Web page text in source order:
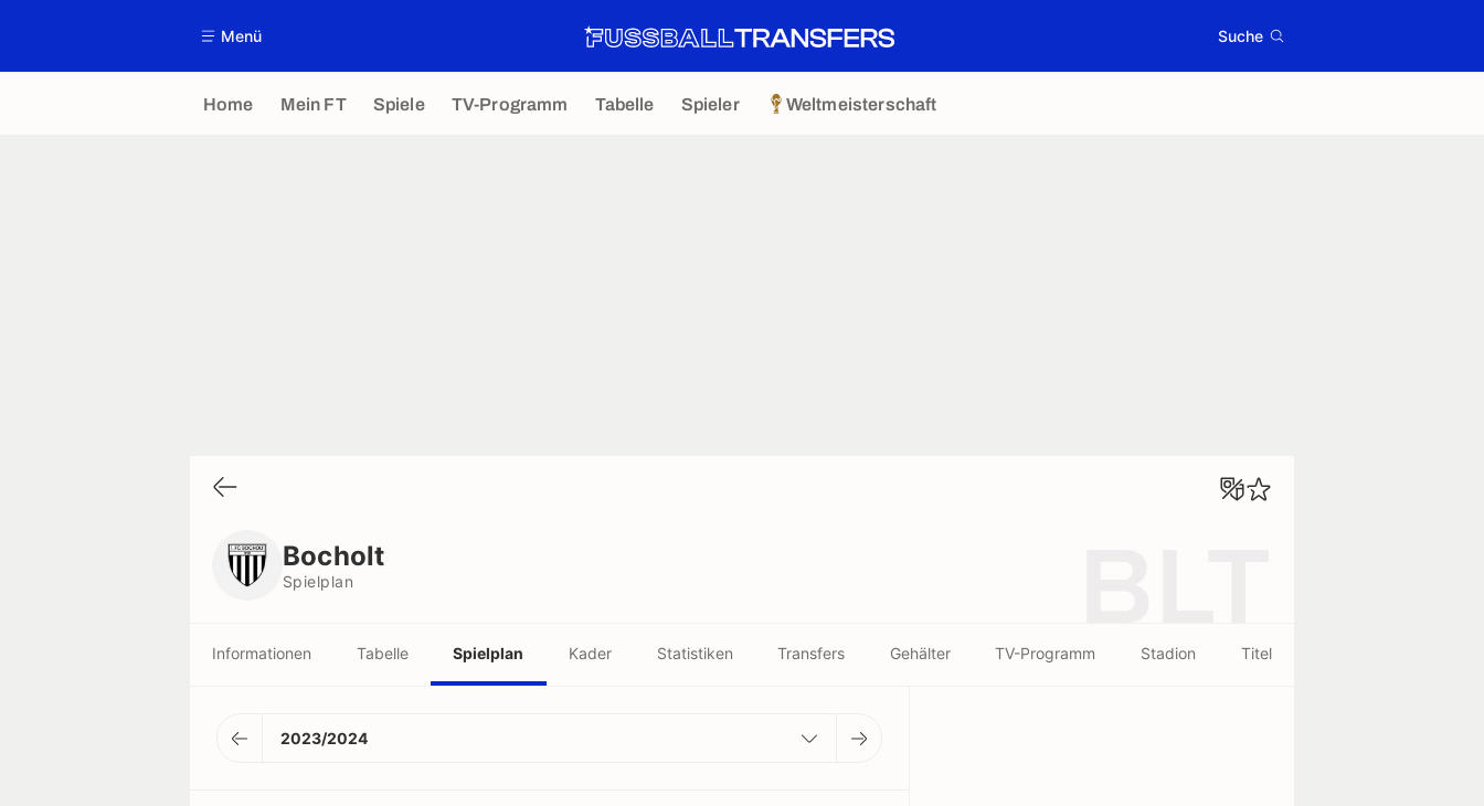
Menü Suche
Home Mein FT Spiele TV-Programm Tabelle Spieler Weltmeisterschaft
Bocholt
Spielplan
Informationen Tabelle Spielplan Kader Statistiken Transfers Gehälter TV-Programm Stadion Titel
2023/2024